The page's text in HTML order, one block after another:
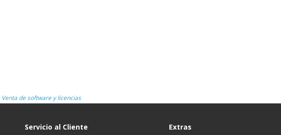
Venta de software y licencias
Servicio al Cliente
Extras